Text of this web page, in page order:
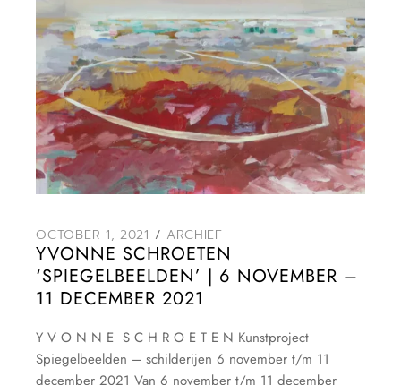
OCTOBER 1, 2021 ARCHIEF
YVONNE SCHROETEN
‘SPIEGELBEELDEN’ | 6 NOVEMBER –
11 DECEMBER 2021
Y V O N N E S C H R O E T E N Kunstproject
Spiegelbeelden – schilderijen 6 november t/m 11
december 2021 Van 6 november t/m 11 december